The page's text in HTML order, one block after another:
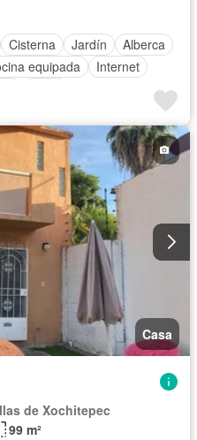
Cisterna Jardín
Alberca
equipada
Internet
Despacho
con closet
Wifi
Completamente amueblado
Casa
de Xochitepec
99 m²